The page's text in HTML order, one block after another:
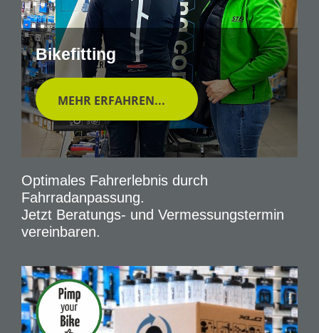
Bikefitting
MEHR ERFAHREN...
Optimales Fahrerlebnis durch
Fahrradanpassung.
Jetzt Beratungs- und Vermessungstermin
vereinbaren.